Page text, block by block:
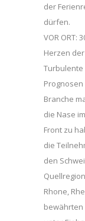
der
dürfen.
VOR ORT:
Herzen
Branche
die Nase
Front zu
die
den
Rhone,
bewährten